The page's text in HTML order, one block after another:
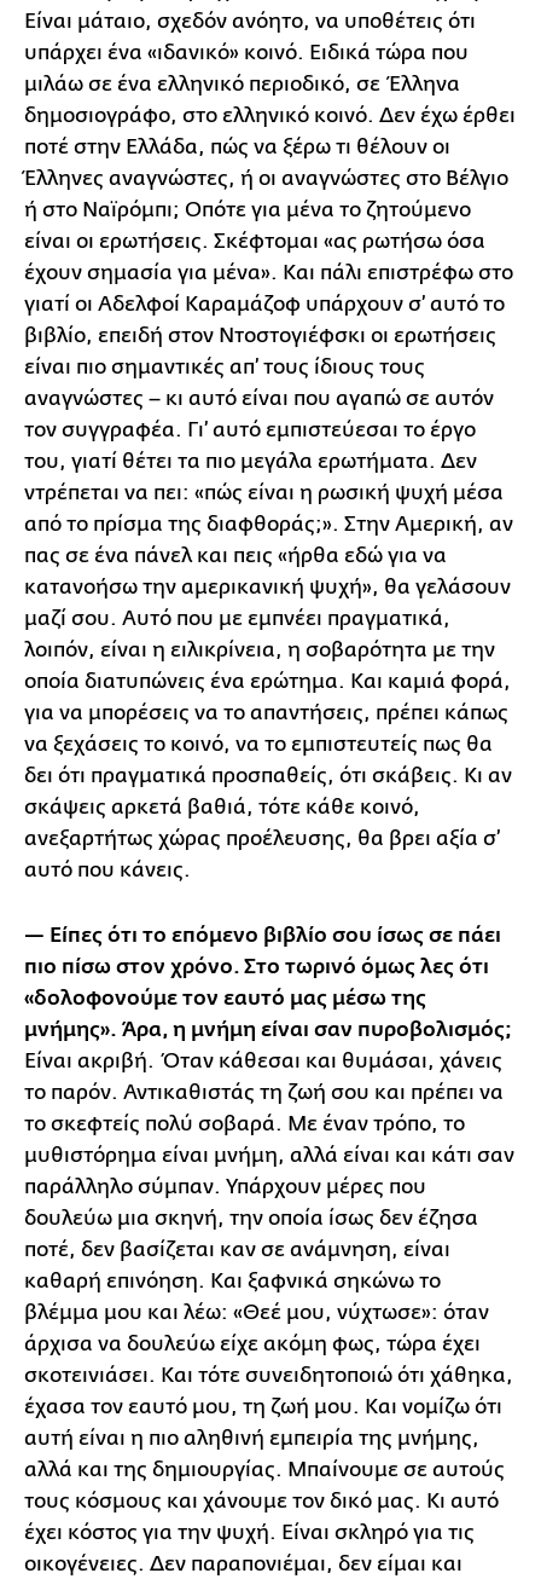
Είναι μάταιο, σχεδόν ανόητο, να υποθέτεις ότι
υπάρχει ένα «ιδανικό» κοινό. Ειδικά τώρα που
μιλάω σε ένα ελληνικό περιοδικό, σε Έλληνα
δημοσιογράφο, στο ελληνικό κοινό. Δεν έχω έρθει
ποτέ στην Ελλάδα, πώς να ξέρω τι θέλουν οι
Έλληνες αναγνώστες, ή οι αναγνώστες στο Βέλγιο
ή στο Ναϊρόμπι; Οπότε για μένα το ζητούμενο
είναι οι ερωτήσεις. Σκέφτομαι «ας ρωτήσω όσα
έχουν σημασία για μένα». Και πάλι επιστρέφω στο
γιατί οι Αδελφοί Καραμάζοφ υπάρχουν σ’ αυτό το
βιβλίο, επειδή στον Ντοστογιέφσκι οι ερωτήσεις
είναι πιο σημαντικές απ’ τους ίδιους τους
αναγνώστες – κι αυτό είναι που αγαπώ σε αυτόν
τον συγγραφέα. Γι’ αυτό εμπιστεύεσαι το έργο
του, γιατί θέτει τα πιο μεγάλα ερωτήματα. Δεν
ντρέπεται να πει: «πώς είναι η ρωσική ψυχή μέσα
από το πρίσμα της διαφθοράς;». Στην Αμερική, αν
πας σε ένα πάνελ και πεις «ήρθα εδώ για να
κατανοήσω την αμερικανική ψυχή», θα γελάσουν
μαζί σου. Αυτό που με εμπνέει πραγματικά,
λοιπόν, είναι η ειλικρίνεια, η σοβαρότητα με την
οποία διατυπώνεις ένα ερώτημα. Και καμιά φορά,
για να μπορέσεις να το απαντήσεις, πρέπει κάπως
να ξεχάσεις το κοινό, να το εμπιστευτείς πως θα
δει ότι πραγματικά προσπαθείς, ότι σκάβεις. Κι αν
σκάψεις αρκετά βαθιά, τότε κάθε κοινό,
ανεξαρτήτως χώρας προέλευσης, θα βρει αξία σ’
αυτό που κάνεις.
— Είπες ότι το επόμενο βιβλίο σου ίσως σε πάει
πιο πίσω στον χρόνο. Στο τωρινό όμως λες ότι
«δολοφονούμε τον εαυτό μας μέσω της
μνήμης». Άρα, η μνήμη είναι σαν πυροβολισμός;
Είναι ακριβή. Όταν κάθεσαι και θυμάσαι, χάνεις
το παρόν. Αντικαθιστάς τη ζωή σου και πρέπει να
το σκεφτείς πολύ σοβαρά. Με έναν τρόπο, το
μυθιστόρημα είναι μνήμη, αλλά είναι και κάτι σαν
παράλληλο σύμπαν. Υπάρχουν μέρες που
δουλεύω μια σκηνή, την οποία ίσως δεν έζησα
ποτέ, δεν βασίζεται καν σε ανάμνηση, είναι
καθαρή επινόηση. Και ξαφνικά σηκώνω το
βλέμμα μου και λέω: «Θεέ μου, νύχτωσε»: όταν
άρχισα να δουλεύω είχε ακόμη φως, τώρα έχει
σκοτεινιάσει. Και τότε συνειδητοποιώ ότι χάθηκα,
έχασα τον εαυτό μου, τη ζωή μου. Και νομίζω ότι
αυτή είναι η πιο αληθινή εμπειρία της μνήμης,
αλλά και της δημιουργίας. Μπαίνουμε σε αυτούς
τους κόσμους και χάνουμε τον δικό μας. Κι αυτό
έχει κόστος για την ψυχή. Είναι σκληρό για τις
οικογένειες. Δεν παραπονιέμαι, δεν είμαι και